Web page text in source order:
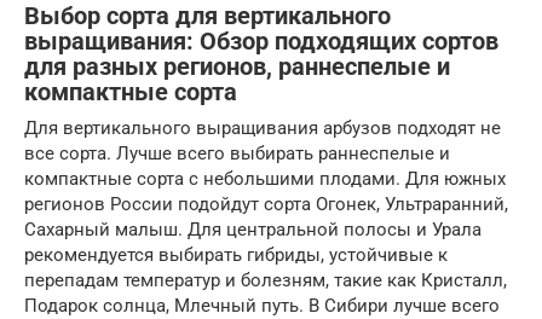
Выбор сорта для вертикального
выращивания: Обзор подходящих сортов
для разных регионов, раннеспелые и
компактные сорта
Для вертикального выращивания арбузов подходят не
все сорта. Лучше всего выбирать раннеспелые и
компактные сорта с небольшими плодами. Для южных
регионов России подойдут сорта Огонек, Ультраранний,
Сахарный малыш. Для центральной полосы и Урала
рекомендуется выбирать гибриды, устойчивые к
перепадам температур и болезням, такие как Кристалл,
Подарок солнца, Млечный путь. В Сибири лучше всего